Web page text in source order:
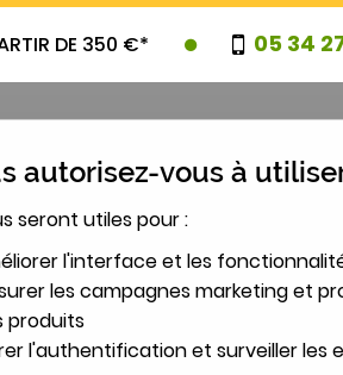
DE 350 €* 05 34
PROMOTIONS
2
autorisez-vous à
seront utiles pour :
l'interface et les
les campagnes marketing et
produits
l'authentification et surveiller les